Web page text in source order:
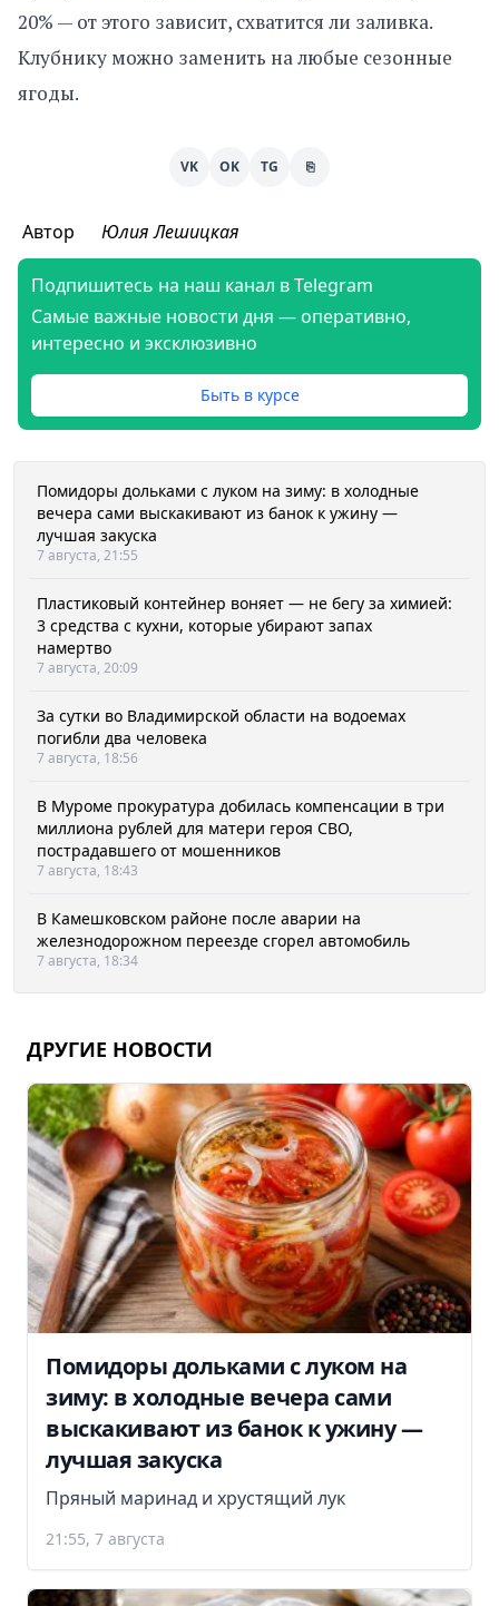
20% — от этого зависит, схватится ли заливка.
Клубнику можно заменить на любые сезонные
ягоды.
VK OK TG ⎘
Автор Юлия Лешицкая
Подпишитесь на наш канал в Telegram
Самые важные новости дня — оперативно,
интересно и эксклюзивно
Быть в курсе
Помидоры дольками с луком на зиму: в холодные
вечера сами выскакивают из банок к ужину —
лучшая закуска
7 августа, 21:55
Пластиковый контейнер воняет — не бегу за химией:
3 средства с кухни, которые убирают запах
намертво
7 августа, 20:09
За сутки во Владимирской области на водоемах
погибли два человека
7 августа, 18:56
В Муроме прокуратура добилась компенсации в три
миллиона рублей для матери героя СВО,
пострадавшего от мошенников
7 августа, 18:43
В Камешковском районе после аварии на
железнодорожном переезде сгорел автомобиль
7 августа, 18:34
ДРУГИЕ НОВОСТИ
Помидоры дольками с луком на
зиму: в холодные вечера сами
выскакивают из банок к ужину —
лучшая закуска
Пряный маринад и хрустящий лук
21:55, 7 августа